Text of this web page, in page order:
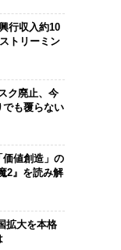
行収入約10
トリーミン
ク廃止、今
でも覆らない
価値創造」の
2』を読み解
拡大を本格